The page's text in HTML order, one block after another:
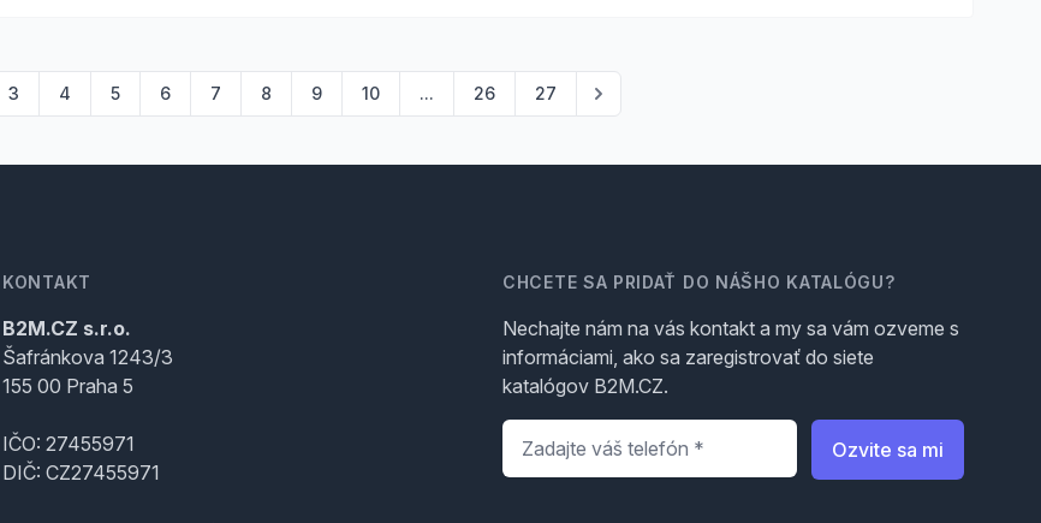
3 4 5 6 7 8 9 10 ... 26 27
KONTAKT
B2M.CZ s.r.o.
Šafránkova 1243/3
155 00 Praha 5
IČO: 27455971
DIČ: CZ27455971
CHCETE SA PRIDAŤ DO NÁŠHO KATALÓGU?
Nechajte nám na vás kontakt a my sa vám ozveme s
informáciami, ako sa zaregistrovať do siete
katalógov B2M.CZ.
Telefón
Ozvite sa mi